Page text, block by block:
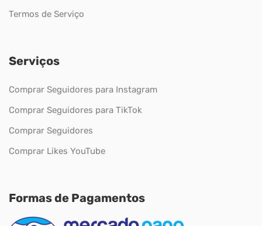
Termos de Serviço
Serviços
Comprar Seguidores para Instagram
Comprar Seguidores para TikTok
Comprar Seguidores
Comprar Likes YouTube
Formas de Pagamentos